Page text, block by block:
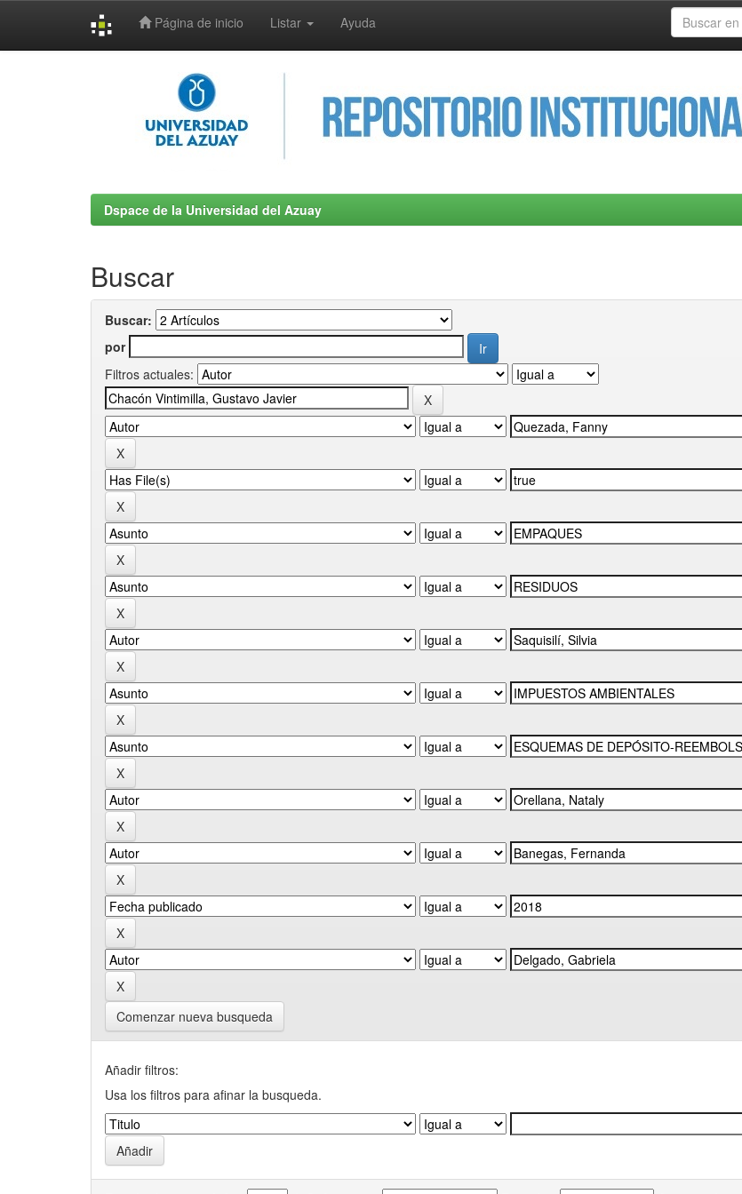
Página de inicio Listar Ayuda
Dspace de la Universidad del Azuay
Buscar
Buscar:
por
Filtros actuales:
Comenzar nueva busqueda
Añadir filtros:
Usa los filtros para afinar la busqueda.